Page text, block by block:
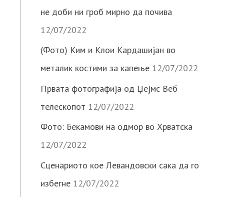
не доби ни гроб мирно да почива
12/07/2022
(Фото) Ким и Клои Кардашијан во
металик костими за капење 12/07/2022
Првата фотографија од Џејмс Веб
телескопот 12/07/2022
Фото: Бекамови на одмор во Хрватска
12/07/2022
Сценариото кое Левандовски сака да го
избегне 12/07/2022